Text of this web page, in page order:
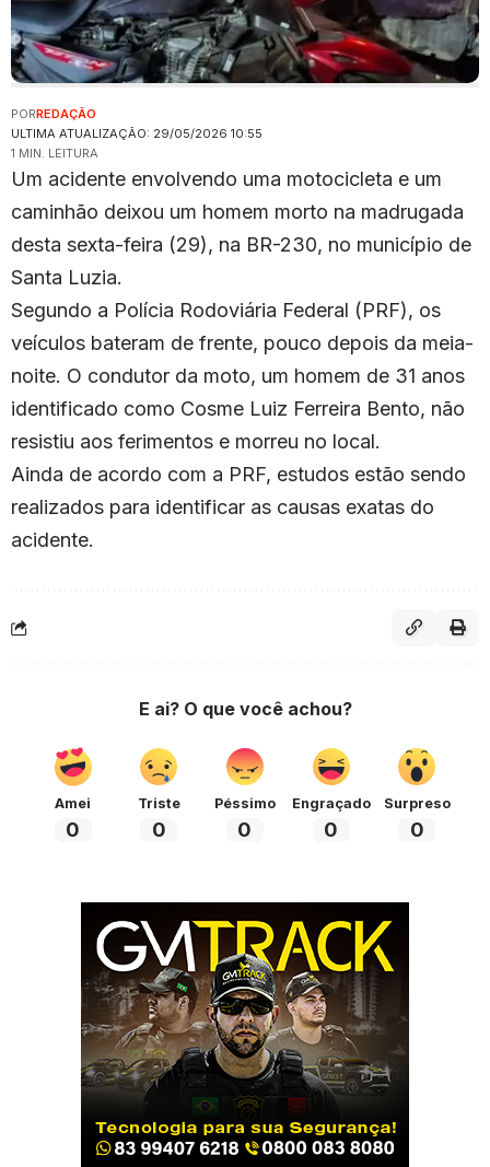
ULTIMA ATUALIZAÇÃO: 29/05/2026 10:55
PORREDAÇÃO
1 MIN. LEITURA
Um acidente envolvendo uma motocicleta e um
caminhão deixou um homem morto na madrugada
desta sexta-feira (29), na BR-230, no município de
Santa Luzia.
Segundo a Polícia Rodoviária Federal (PRF), os
veículos bateram de frente, pouco depois da meia-
noite. O condutor da moto, um homem de 31 anos
identificado como Cosme Luiz Ferreira Bento, não
resistiu aos ferimentos e morreu no local.
Ainda de acordo com a PRF, estudos estão sendo
realizados para identificar as causas exatas do
acidente.
E ai? O que você achou?
Amei
0
Triste
0
Péssimo
0
Engraçado
0
Surpreso
0